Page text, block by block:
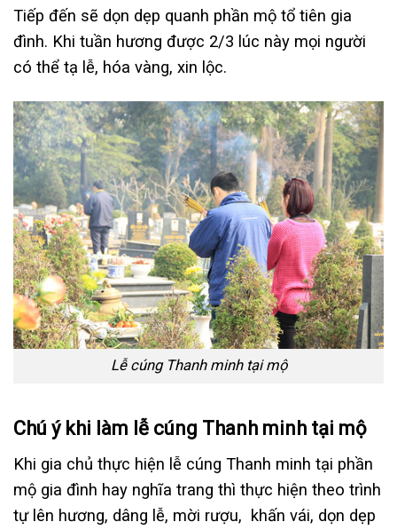
Tiếp đến sẽ dọn dẹp quanh phần mộ tổ tiên gia
đình. Khi tuần hương được 2/3 lúc này mọi người
có thể tạ lễ, hóa vàng, xin lộc.
Lễ cúng Thanh minh tại mộ
Chú ý khi làm lễ cúng Thanh minh tại mộ
Khi gia chủ thực hiện lễ cúng Thanh minh tại phần
mộ gia đình hay nghĩa trang thì thực hiện theo trình
tự lên hương, dâng lễ, mời rượu, khấn vái, dọn dẹp